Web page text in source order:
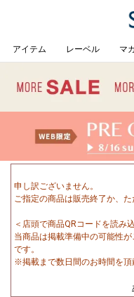
アイテム レーベル マ
申し訳ございません。
ご指定の商品は販売終了か、
＜店頭で商品QRコードを読み
当商品は掲載準備中の可能性
です。
※掲載まで数日間のお時間を頂